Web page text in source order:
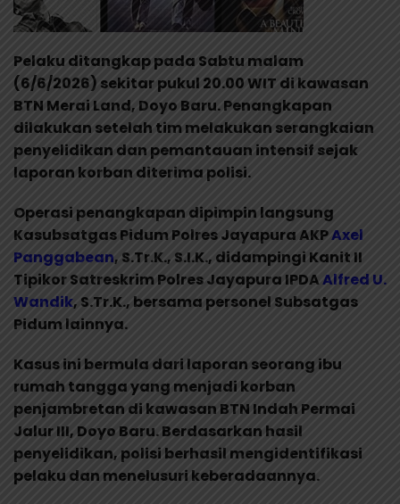
Pelaku ditangkap pada Sabtu malam
(6/6/2026) sekitar pukul 20.00 WIT di kawasan
BTN Merai Land, Doyo Baru. Penangkapan
dilakukan setelah tim melakukan serangkaian
penyelidikan dan pemantauan intensif sejak
laporan korban diterima polisi.
Operasi penangkapan dipimpin langsung
Kasubsatgas Pidum Polres Jayapura AKPAxel
Panggabean, S.Tr.K., S.I.K., didampingi Kanit II
Tipikor Satreskrim Polres Jayapura IPDAAlfred U.
Wandik, S.Tr.K., bersama personel Subsatgas
Pidum lainnya.
Kasus ini bermula dari laporan seorang ibu
rumah tangga yang menjadi korban
penjambretan di kawasan BTN Indah Permai
Jalur III, Doyo Baru. Berdasarkan hasil
penyelidikan, polisi berhasil mengidentifikasi
pelaku dan menelusuri keberadaannya.